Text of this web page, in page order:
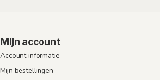
Mijn account
Account informatie
Mijn bestellingen